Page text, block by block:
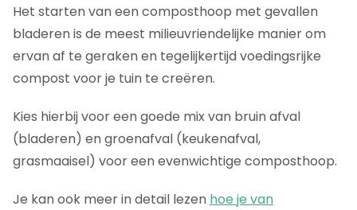
Het starten van een composthoop met gevallen
bladeren is de meest milieuvriendelijke manier om
ervan af te geraken en tegelijkertijd voedingsrijke
compost voor je tuin te creëren.
Kies hierbij voor een goede mix van bruin afval
(bladeren) en groenafval (keukenafval,
grasmaaisel) voor een evenwichtige composthoop.
Je kan ook meer in detail lezen hoe je van